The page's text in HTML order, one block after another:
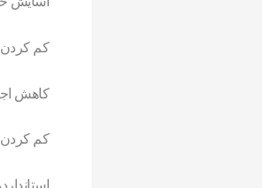
کم
کاهش
کم